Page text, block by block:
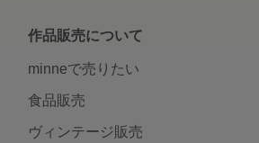
作品販売について
minneで売りたい
食品販売
ヴィンテージ販売